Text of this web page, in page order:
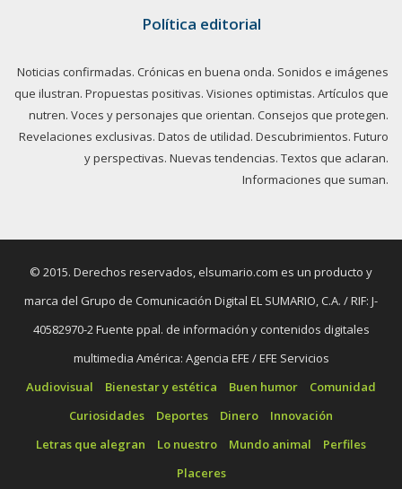
Política editorial
Noticias confirmadas. Crónicas en buena onda. Sonidos e imágenes
que ilustran. Propuestas positivas. Visiones optimistas. Artículos que
nutren. Voces y personajes que orientan. Consejos que protegen.
Revelaciones exclusivas. Datos de utilidad. Descubrimientos. Futuro
y perspectivas. Nuevas tendencias. Textos que aclaran.
Informaciones que suman.
© 2015. Derechos reservados, elsumario.com es un producto y
marca del Grupo de Comunicación Digital EL SUMARIO, C.A. / RIF: J-
40582970-2 Fuente ppal. de información y contenidos digitales
multimedia América: Agencia EFE / EFE Servicios
Audiovisual
Bienestar y estética Buen humor
Comunidad
Curiosidades
Deportes Dinero
Innovación
Letras que alegran
Lo nuestro Mundo animal
Perfiles
Placeres